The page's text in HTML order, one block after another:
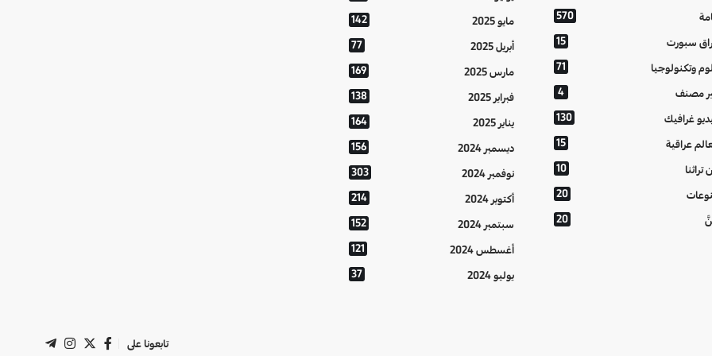
570
سبورت 15
وتكنولوجيا 71
مصنف 4
غرافيك 130
عراقية 15
تراثنا 10
20
20
مايو 2025 142
أبريل 2025 77
مارس 2025 169
فبراير 2025 138
يناير 2025 164
ديسمبر 2024 156
نوفمبر 2024 303
أكتوبر 2024 214
سبتمبر 2024 152
أغسطس 2024 121
يوليو 2024 37
تابعونا على